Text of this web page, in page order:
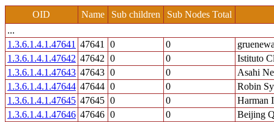
OID Name Sub children
Sub Nodes Total
...
1.3.6.1.4.1.47641 47641 0 0
1.3.6.1.4.1.47642 47642 0 0
Istituto
1.3.6.1.4.1.47643 47643 0 0
Asahi
1.3.6.1.4.1.47644 47644 0 0
Robin
1.3.6.1.4.1.47645 47645 0 0
Harman
1.3.6.1.4.1.47646 47646 0 0
Beijing